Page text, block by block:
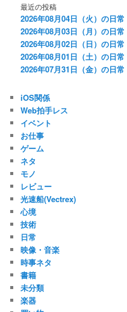
最近の投稿
2026年08月04日（火）の日常
2026年08月03日（月）の日常
2026年08月02日（日）の日常
2026年08月01日（土）の日常
2026年07月31日（金）の日常
iOS関係
Web拍手レス
イベント
お仕事
ゲーム
ネタ
モノ
レビュー
光速船(Vectrex)
心境
技術
日常
映像・音楽
時事ネタ
書籍
未分類
楽器